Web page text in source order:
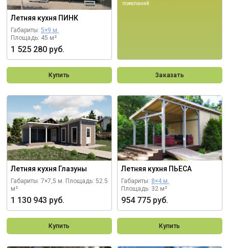
Летняя кухня ПИНК
Габариты: 5×9 м.
Площадь: 45 м²
1 525 280 руб.
Купить
пожеланий
Заказать
Летняя кухня Глазуны
Габариты: 7×7,5 м. Площадь: 52.5
м²
1 130 943 руб.
Купить
Летняя кухня ПЬЕСА
Габариты: 8×4 м.
Площадь: 32 м²
954 775 руб.
Купить